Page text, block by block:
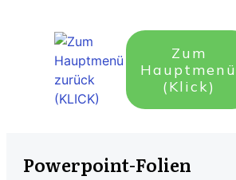
Zum
Hauptmenü
(Klick)
Powerpoint-Folien